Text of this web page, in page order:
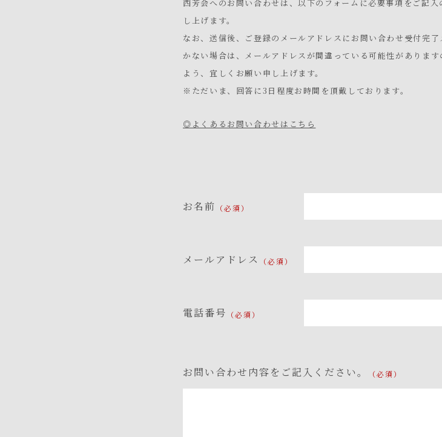
西芳会へのお問い合わせは、以下のフォームに必要事項をご記
し上げます。
なお、送信後、ご登録のメールアドレスにお問い合わせ受付完
かない場合は、メールアドレスが間違っている可能性がありま
よう、宜しくお願い申し上げます。
※ただいま、回答に3日程度お時間を頂戴しております。
◎よくあるお問い合わせはこちら
お名前
メールアドレス
電話番号
お問い合わせ内容をご記入ください。